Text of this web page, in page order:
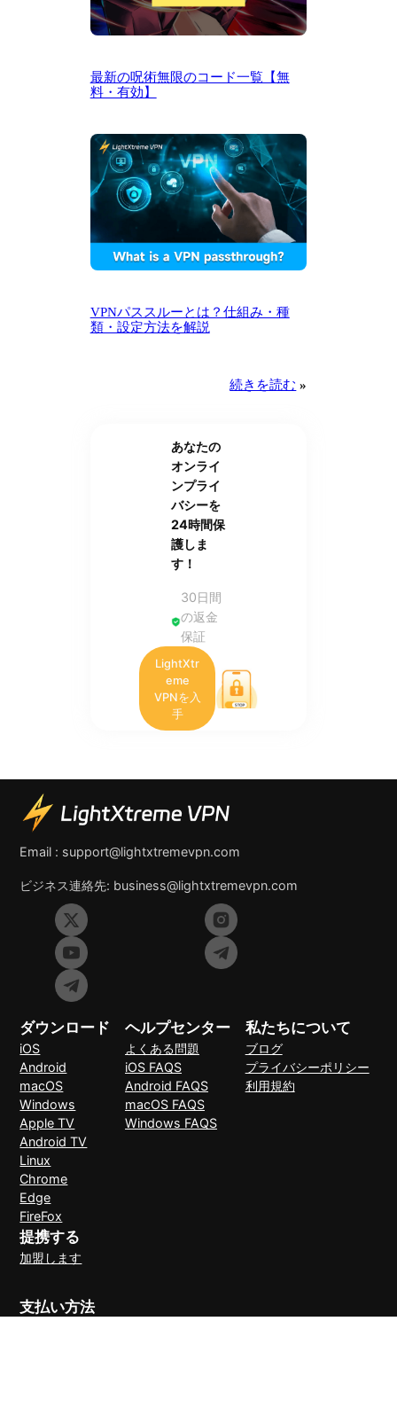
最新の呪術無限のコード一覧【無
料・有効】
VPNパススルーとは？仕組み・種
類・設定方法を解説
続きを読む »
あなたの
オンライ
ンプライ
バシーを
24時間保
護しま
す！
30日間
の返金
保証
LightXtr
eme
VPNを入
手
Email : support@lightxtremevpn.com
ビジネス連絡先: business@lightxtremevpn.com
ダウンロード
iOS
Android
macOS
Windows
Apple TV
Android TV
Linux
Chrome
Edge
FireFox
ヘルプセンター
よくある問題
iOS FAQS
Android FAQS
macOS FAQS
Windows FAQS
私たちについて
ブログ
プライバシーポリシー
利用規約
提携する
加盟します
支払い方法